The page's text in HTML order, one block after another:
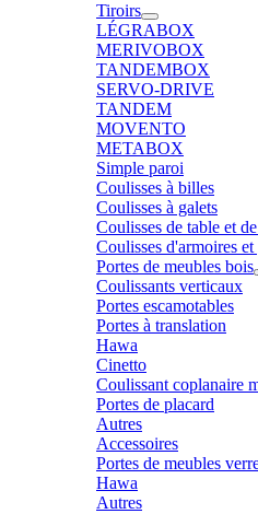
Tiroirs
LÉGRABOX
MERIVOBOX
TANDEMBOX
SERVO-DRIVE
TANDEM
MOVENTO
METABOX
Simple paroi
Coulisses à billes
Coulisses à galets
Coulisses de table et
Coulisses d'armoires
Portes de meubles bois
Coulissants verticaux
Portes escamotables
Portes à translation
Hawa
Cinetto
Coulissant coplanaire
Portes de placard
Autres
Accessoires
Portes de meubles
Hawa
Autres